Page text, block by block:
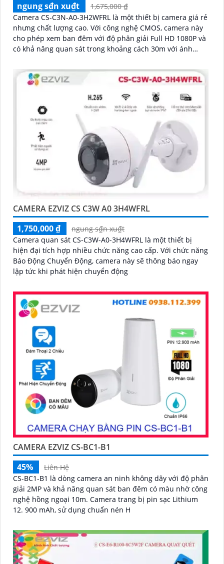
ngung s₫n xu₫t
1,675,000 ₫
Camera CS-C3N-A0-3H2WFRL là một thiết bị camera giá rẻ
nhưng chất lượng cao. Với công nghệ CMOS, camera này
cho phép xem ban đêm với độ phân giải Full HD 1080P và
có khả năng quan sát trong khoảng cách 30m với ánh
CAMERA EZVIZ CS C3W A0 3H4WFRL
1,750,000 ₫
ngung s₫n xu₫t
Camera quan sát CS-C3W-A0-3H4WFRL là một thiết bị
hiện đại tích hợp nhiều chức năng cao cấp. Với chức năng
Báo Động Chuyển Động, camera này sẽ thông báo ngay
lập tức khi phát hiện chuyển động
CAMERA EZVIZ CS-BC1-B1
45%
Liên Hệ
CS-BC1-B1 là dòng camera an ninh không dây với độ phân
giải 2MP và khả năng quan sát ban đêm có màu nhờ công
nghệ hồng ngoại 10m. Camera trang bị pin sạc Lithium
12. 900 mAh, sử dụng chuẩn nén H